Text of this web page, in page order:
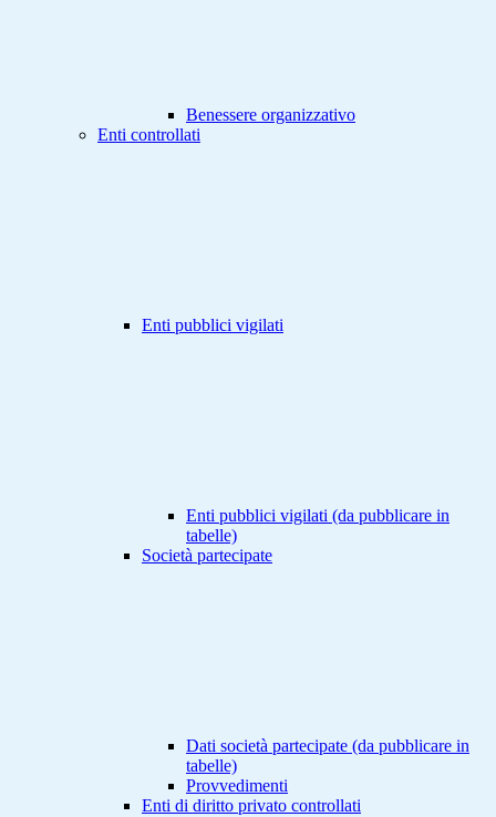
Benessere organizzativo
Enti controllati
Enti pubblici vigilati
Enti pubblici vigilati (da pubblicare in
tabelle)
Società partecipate
Dati società partecipate (da pubblicare in
tabelle)
Provvedimenti
Enti di diritto privato controllati